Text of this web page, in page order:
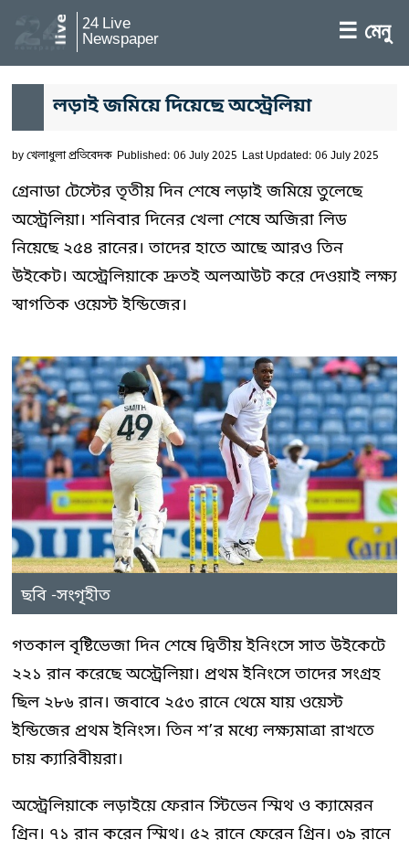
24 Live
Newspaper ☰ মেনু
লড়াই জমিয়ে দিয়েছে অস্ট্রেলিয়া
byখেলাধুলা প্রতিবেদক Published: 06 July 2025 Last Updated: 06 July 2025
গ্রেনাডা টেস্টের তৃতীয় দিন শেষে লড়াই জমিয়ে তুলেছে
অস্ট্রেলিয়া। শনিবার দিনের খেলা শেষে অজিরা লিড
নিয়েছে ২৫৪ রানের। তাদের হাতে আছে আরও তিন
উইকেট। অস্ট্রেলিয়াকে দ্রুতই অলআউট করে দেওয়াই লক্ষ্য
স্বাগতিক ওয়েস্ট ইন্ডিজের।
ছবি -সংগৃহীত
গতকাল বৃষ্টিভেজা দিন শেষে দ্বিতীয় ইনিংসে সাত উইকেটে
২২১ রান করেছে অস্ট্রেলিয়া। প্রথম ইনিংসে তাদের সংগ্রহ
ছিল ২৮৬ রান। জবাবে ২৫৩ রানে থেমে যায় ওয়েস্ট
ইন্ডিজের প্রথম ইনিংস। তিন শ’র মধ্যে লক্ষ্যমাত্রা রাখতে
চায় ক্যারিবীয়রা।
অস্ট্রেলিয়াকে লড়াইয়ে ফেরান স্টিভেন স্মিথ ও ক্যামেরন
গ্রিন। ৭১ রান করেন স্মিথ। ৫২ রানে ফেরেন গ্রিন। ৩৯ রানে